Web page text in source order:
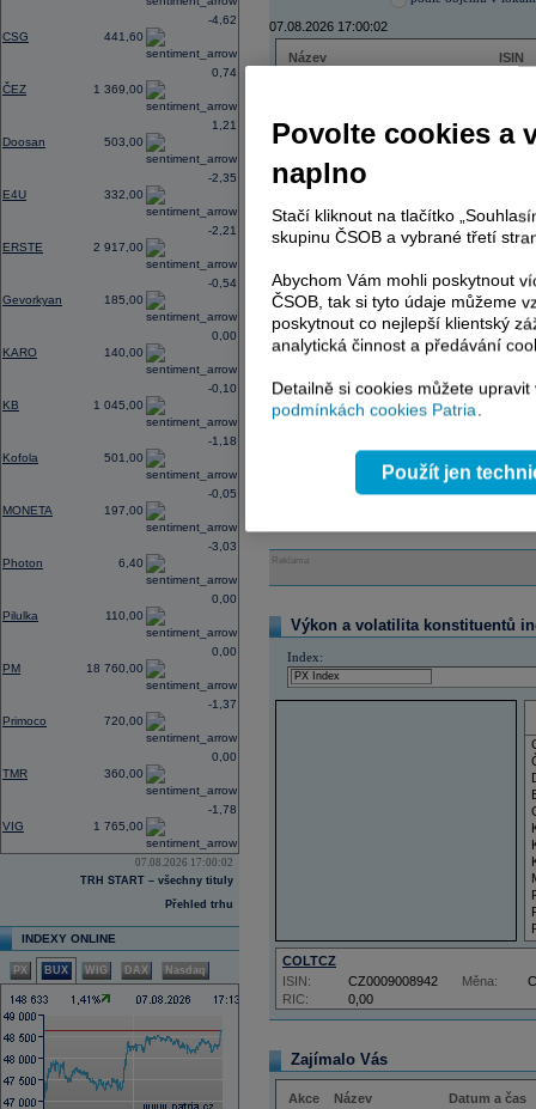
CSG 441,60
-4,62
ČEZ 1 369,00
0,74
Doosan 503,00
1,21
E4U 332,00
-2,35
ERSTE 2 917,00
-2,21
Gevorkyan 185,00
-0,54
KARO 140,00
0,00
KB 1 045,00
-0,10
Kofola 501,00
-1,18
MONETA 197,00
-0,05
Photon 6,40
-3,03
Pilulka 110,00
0,00
PM 18 760,00
0,00
Primoco 720,00
-1,37
TMR 360,00
0,00
VIG 1 765,00
-1,78
07.08.2026 17:00:02
TRH START – všechny tituly
Přehled trhu
INDEXY ONLINE
PX BUX WIG DAX Nasdaq
07.08.2026 17:00:02
Název
ISIN
ERSTE BANK
TMR
AD index - vývoj
Region
Reklama
Výkon a volatilita konstituentů
Index:
COLTCZ
RIC: 0,00
ISIN: CZ0009008942 Měna:
Zajímalo Vás
Akce Název
Datum a čas
Povolte cookies a
naplno
Stačí kliknout na tlačítko
skupinu ČSOB a vybrané třetí
Abychom Vám mohli poskytnout
ČSOB, tak si tyto údaje můžeme
poskytnout co nejlepší klientský
analytická činnost a předávání
Detailně si cookies můžete
podmínkách cookies Patria.
Použít jen